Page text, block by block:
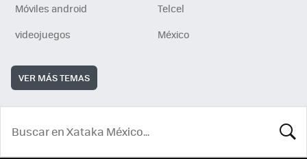
Móviles android
Telcel
videojuegos
México
VER MÁS TEMAS